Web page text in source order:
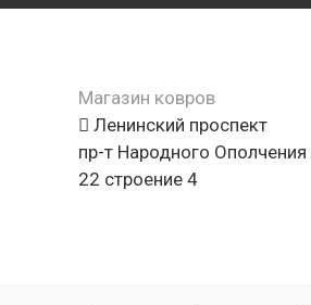
Магазин ковров
Ленинский проспект
пр-т Народного Ополчения
22 строение 4